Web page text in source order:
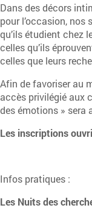
Dans des décors
pour l’occasion,
qu’ils étudient chez
celles qu’ils
celles que leurs
Afin de favoriser au
accès privilégié aux
des émotions » sera
Les inscriptions
Infos pratiques :
Les Nuits des